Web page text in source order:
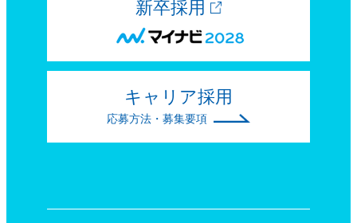
新卒採用
キャリア採用
応募方法・募集要項